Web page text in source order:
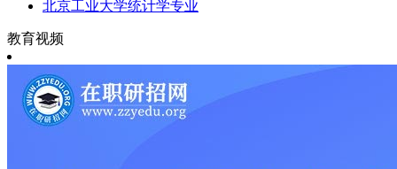
北京工业大学统计学专业
教育视频